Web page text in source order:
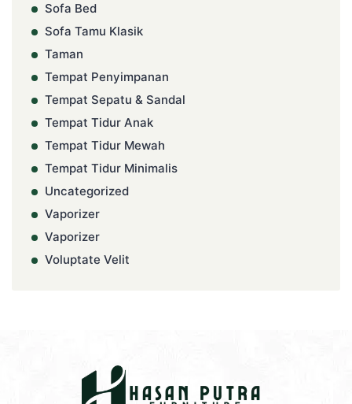
Sofa Bed
Sofa Tamu Klasik
Taman
Tempat Penyimpanan
Tempat Sepatu & Sandal
Tempat Tidur Anak
Tempat Tidur Mewah
Tempat Tidur Minimalis
Uncategorized
Vaporizer
Vaporizer
Voluptate Velit